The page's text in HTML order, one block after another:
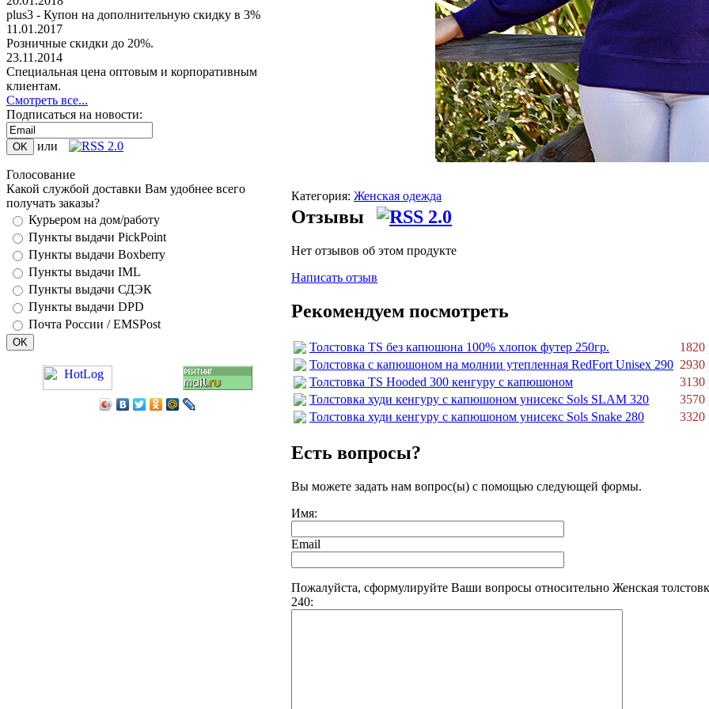
plus3 - Купон на дополнительную скидку в 3%
11.01.2017
Розничные скидки до 20%.
23.11.2014
Специальная цена оптовым и корпоративным
клиентам.
Смотреть все...
Подписаться на новости:
или
Голосование
Какой службой доставки Вам удобнее всего
получать заказы?
Курьером на дом/работу
Пункты выдачи PickPoint
Пункты выдачи Boxberry
Пункты выдачи IML
Пункты выдачи СДЭК
Пункты выдачи DPD
Почта России / EMSPost
Категория: Женская одежда
Отзывы
Нет отзывов об этом продукте
Написать отзыв
Рекомендуем посмотреть
Толстовка TS без капюшона 100% хлопок футер 250гр.
1820
Толстовка с капюшоном на молнии утепленная RedFort Unisex 290 2930
Толстовка TS Hooded 300 кенгуру с капюшоном
3130
Толстовка худи кенгуру с капюшоном унисекс Sols SLAM 320
3570
Толстовка худи кенгуру с капюшоном унисекс Sols Snake 280
3320
Есть вопросы?
Вы можете задать нам вопрос(ы) с помощью следующей формы.
Имя:
Email
Пожалуйста, сформулируйте Ваши вопросы относительно Женская
240: